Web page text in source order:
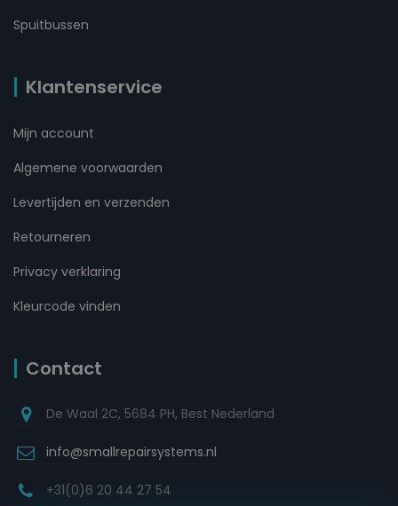
Spuitbussen
Klantenservice
Mijn account
Algemene voorwaarden
Levertijden en verzenden
Retourneren
Privacy verklaring
Kleurcode vinden
Contact
De Waal 2C, 5684 PH, Best Nederland
info@smallrepairsystems.nl
+31(0)6 20 44 27 54